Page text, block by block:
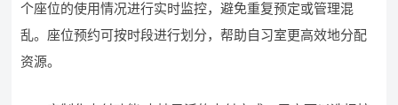
个座位的使用情况进行实时监控，避免重复预定或管理混
乱。座位预约可按时段进行划分，帮助自习室更高效地分配
资源。